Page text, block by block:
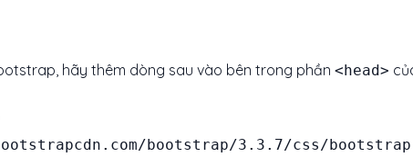
hãy thêm dòng sau vào bên trong phần <head>
bootstrap/3.3.7/css/